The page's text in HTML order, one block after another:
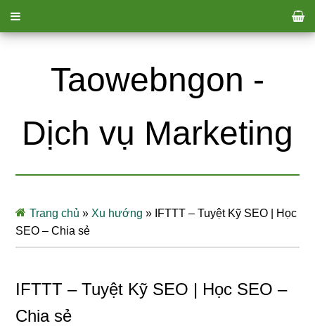
Taowebngon -
Dịch vụ Marketing
Trang chủ » Xu hướng » IFTTT – Tuyệt Kỹ SEO | Học
SEO – Chia sẻ
IFTTT – Tuyệt Kỹ SEO | Học SEO –
Chia sẻ